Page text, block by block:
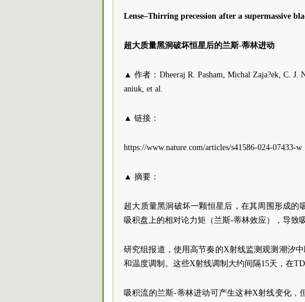
Lense–Thirring precession after a supermassive
超大质量黑洞破坏恒星后的兰斯-蒂林进动
▲ 作者：Dheeraj R. Pasham, Michal Zaja?ek, C. J.
aniuk, et al.
▲ 链接：
https://www.nature.com/articles/s41586-024-07433-w
▲ 摘要：
超大质量黑洞破坏一颗恒星后，在其周围形成的
吸积盘上的相对论力矩（兰斯-蒂林效应），导致
研究组报道，使用高节奏的X射线监测观测潮汐
和温度调制。这些X射线调制大约间隔15天，在
吸积流的兰斯-蒂林进动可产生这种X射线变化